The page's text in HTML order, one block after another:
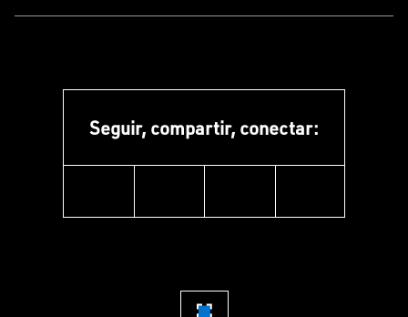
Seguir, compartir, conectar: